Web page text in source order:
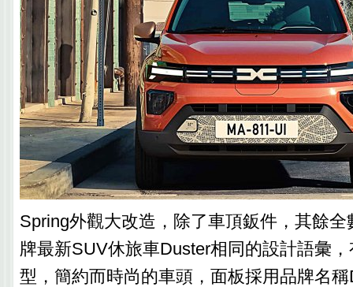
Spring外觀大改造，除了車頂鈑件，其餘
牌最新SUV休旅車Duster相同的設計語彙
型，簡約而時尚的車頭，面板採用品牌名